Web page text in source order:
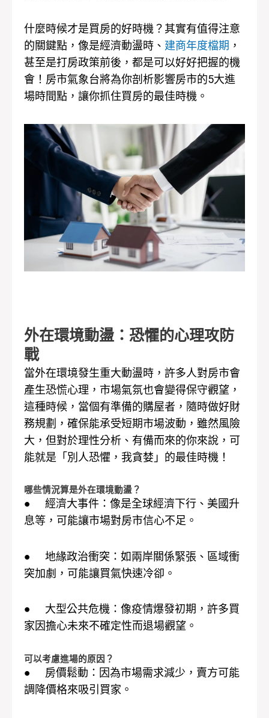
什麼時候才是買房的好時機？其實有值得注意
的關鍵點，像是經濟動盪時、 建商年度檔期 ，
甚至是打房政策前後，都是可以好好把握的機
會！房市氣象台將為你剖析影響房市的5大進
場時間點，讓你抓住買房的最佳時機。
外在環境動盪：恐懼的心理攻防
戰
當外在環境發生重大動盪時，許多人對房市會
產生恐慌心理，市場氣氛也會變得保守觀望，
這種時候，當個有準備的購屋者，隨時做好財
務規劃，確保能承受短期市場波動，雖然風險
大，但對於理性分析、有備而來的你來說，可
能就是「別人恐懼，我貪婪」的最佳時機！
哪些情況算是外在環境動盪？
● 經濟大事件：像是全球經濟下行、美國升
息等，可能讓市場對房市信心不足。
● 地緣政治衝突：如兩岸關係緊張、區域衝
突加劇，可能讓買氣快速冷卻。
● 大型公共危機：像疫情爆發初期，許多買
家因擔心未來不確定性而退場觀望。
可以考慮進場的原因？
● 房價鬆動：因為市場需求減少，賣方可能
調降價格來吸引買家。